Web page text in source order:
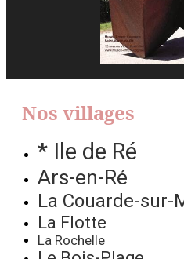
Nos villages
* Ile de Ré
Ars-en-Ré
La Couarde-sur-
La Flotte
La Rochelle